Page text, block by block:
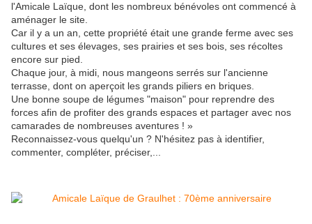
l'Amicale Laïque, dont les nombreux bénévoles ont commencé à
aménager le site.
Car il y a un an, cette propriété était une grande ferme avec ses
cultures et ses élevages, ses prairies et ses bois, ses récoltes
encore sur pied.
Chaque jour, à midi, nous mangeons serrés sur l'ancienne
terrasse, dont on aperçoit les grands piliers en briques.
Une bonne soupe de légumes "maison" pour reprendre des
forces afin de profiter des grands espaces et partager avec nos
camarades de nombreuses aventures ! »
Reconnaissez-vous quelqu'un ? N'hésitez pas à identifier,
commenter, compléter, préciser,...